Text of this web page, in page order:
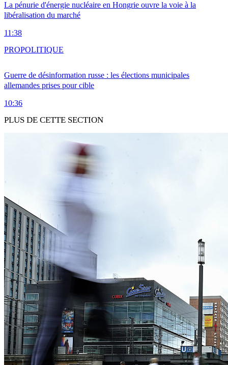
La pénurie d'énergie nucléaire en Hongrie ouvre la voie à la
libéralisation du marché
11:38
Guerre de désinformation russe : les élections municipales
allemandes prises pour cible
10:36
PROPOLITIQUE
PLUS DE CETTE SECTION